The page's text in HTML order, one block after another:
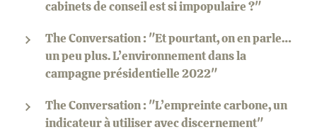
cabinets de conseil est si impopulaire ?"
The Conversation : "Et pourtant, on en parle…
un peu plus. L’environnement dans la
campagne présidentielle 2022"
The Conversation : "L’empreinte carbone, un
indicateur à utiliser avec discernement"